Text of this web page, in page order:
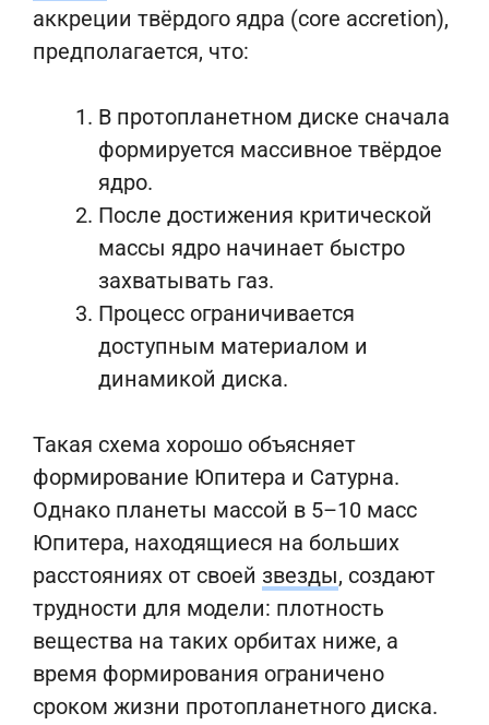
аккреции твёрдого ядра (core accretion),
предполагается, что:
В протопланетном диске сначала
формируется массивное твёрдое
ядро.
После достижения критической
массы ядро начинает быстро
захватывать газ.
Процесс ограничивается
доступным материалом и
динамикой диска.
Такая схема хорошо объясняет
формирование Юпитера и Сатурна.
Однако планеты массой в 5–10 масс
Юпитера, находящиеся на больших
расстояниях от своей звезды, создают
трудности для модели: плотность
вещества на таких орбитах ниже, а
время формирования ограничено
сроком жизни протопланетного диска.